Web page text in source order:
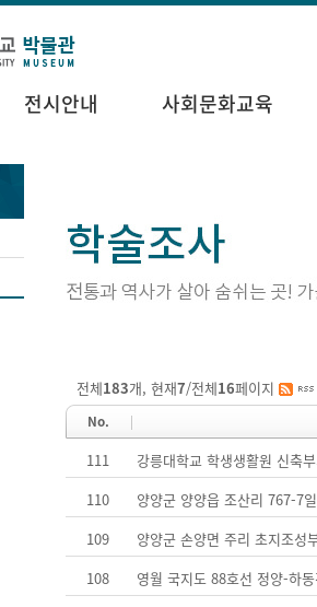
전시안내 사회문화교육
전체183개, 현재7/전체16페이지
No.
111
강릉대학교 학생생활원 신축
110
양양군 양양읍 조산리 767-7
109
양양군 손양면 주리 초지조
108
영월 국지도 88호선 정양-하